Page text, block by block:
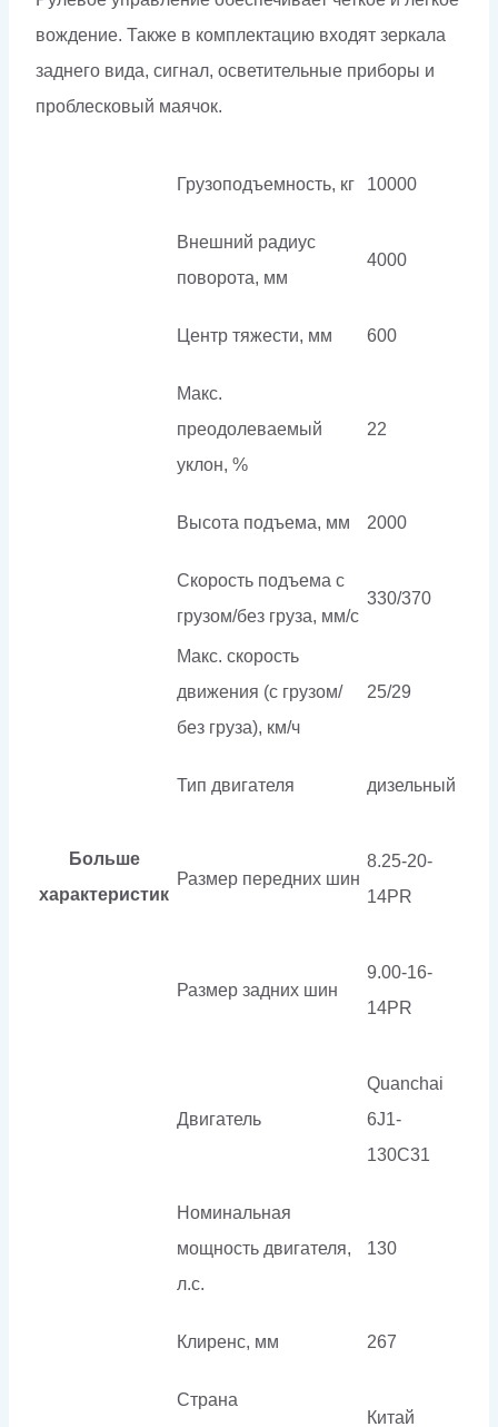
вождение. Также в комплектацию входят зеркала
заднего вида, сигнал, осветительные приборы и
проблесковый маячок.
Больше
характеристик
Грузоподъемность, кг 10000
Внешний радиус
поворота, мм
4000
Центр тяжести, мм 600
Макс.
преодолеваемый
уклон, %
22
Высота подъема, мм 2000
Скорость подъема с
грузом/без груза, мм/с
330/370
Макс. скорость
движения (с грузом/
без груза), км/ч
25/29
Тип двигателя дизельный
Размер передних шин
8.25-20-
14PR
Размер задних шин
9.00-16-
14PR
Двигатель
Quanchai
6J1-
130C31
Номинальная
мощность двигателя,
л.с.
130
Клиренс, мм 267
Страна
Китай